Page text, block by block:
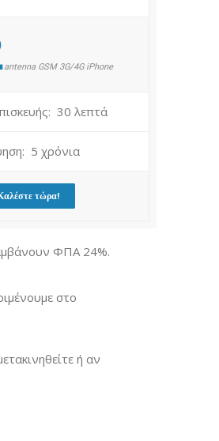
antenna GSM 3G/4G iPhone
30 λεπτά
5 χρόνια
τώρα!
ΦΠΑ 24%.
στο
ή αν